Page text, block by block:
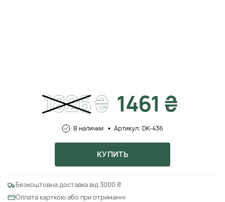
1826₴ 1461 ₴
В наличии Артикул: DK-436
КУПИТЬ
Безкоштовна доставка від 3000 ₴
Оплата карткою або при отриманні